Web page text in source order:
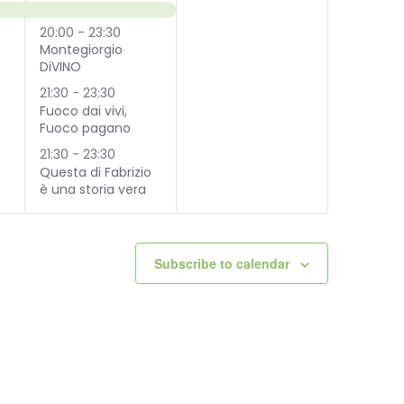
events,
20:00 -23:30
Montegiorgio
DiVINO
21:30 -23:30
Fuoco dai vivi,
Fuoco pagano
21:30 -23:30
Questa di Fabrizio
è una storia vera
Subscribe to calendar